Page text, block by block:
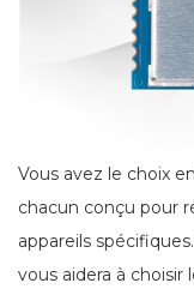
Vous avez le choix
chacun conçu pour
appareils
vous aidera à